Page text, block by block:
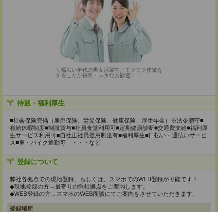
＼幅広い年代の男女活躍中／モクモク作業を
することが得意・スキな方歓迎！
待遇・福利厚生
■社会保険完備（雇用保険、労災保険、健康保険、厚生年金）※法令順守■
有給休暇制度■制服貸与■社員食堂利用可■定期健康診断■交通費支給■福利厚
生サービス利用可■自社正社員登用制度有■福利厚生■日払い・週払いサービ
ス■車・バイク通勤可 ・・・など
登録について
弊社各拠点での現地登録、もしくは、スマホでのWEB登録が可能です！
◆現地登録の方→最寄りの弊社拠点をご案内します。
◆WEB登録の方→スマホのWEB面談にてご案内をさせていただきます。
登録場所